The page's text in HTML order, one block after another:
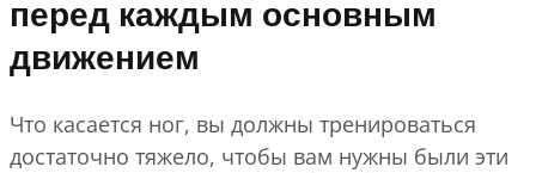
перед каждым основным
движением
Что касается ног, вы должны тренироваться
достаточно тяжело, чтобы вам нужны были эти